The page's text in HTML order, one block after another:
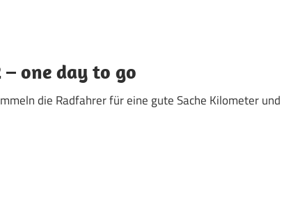
one day to go
die Radfahrer für eine gute Sache Kilometer und